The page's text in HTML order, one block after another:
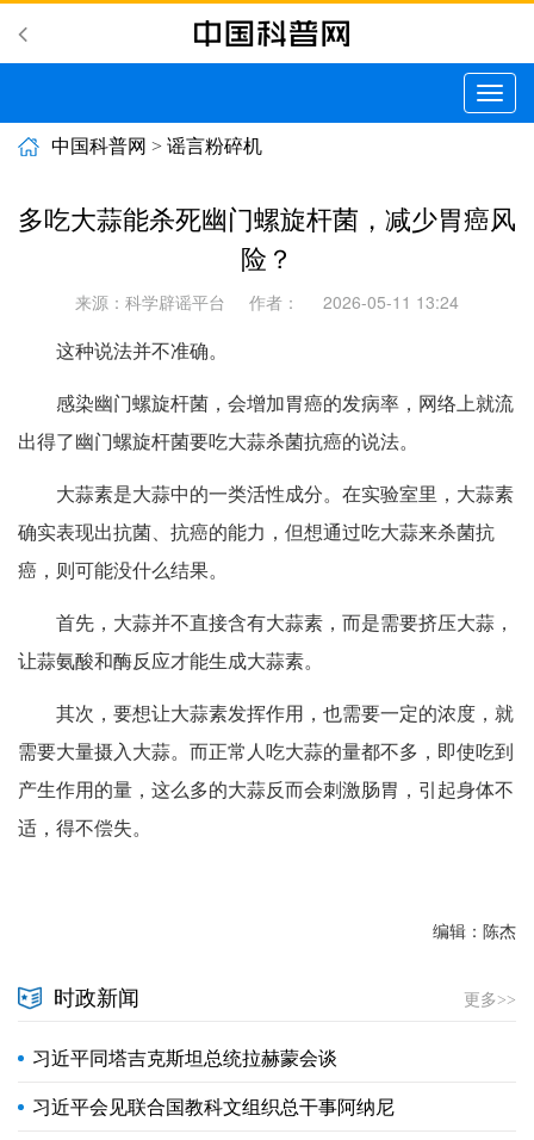
切
换
中国科普网 > 谣言粉碎机
多吃大蒜能杀死幽门螺旋杆菌，减少胃癌风
险？
来源：科学辟谣平台 作者： 2026-05-11 13:24
这种说法并不准确。
感染幽门螺旋杆菌，会增加胃癌的发病率，网络上就流
出得了幽门螺旋杆菌要吃大蒜杀菌抗癌的说法。
大蒜素是大蒜中的一类活性成分。在实验室里，大蒜素
确实表现出抗菌、抗癌的能力，但想通过吃大蒜来杀菌抗
癌，则可能没什么结果。
首先，大蒜并不直接含有大蒜素，而是需要挤压大蒜，
让蒜氨酸和酶反应才能生成大蒜素。
其次，要想让大蒜素发挥作用，也需要一定的浓度，就
需要大量摄入大蒜。而正常人吃大蒜的量都不多，即使吃到
产生作用的量，这么多的大蒜反而会刺激肠胃，引起身体不
适，得不偿失。
编辑：陈杰
时政新闻 更多>>
习近平同塔吉克斯坦总统拉赫蒙会谈
习近平会见联合国教科文组织总干事阿纳尼